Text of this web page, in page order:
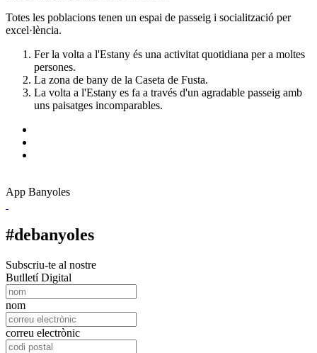
Totes les poblacions tenen un espai de passeig i socialització per
excel·lència.
Fer la volta a l'Estany és una activitat quotidiana per a moltes
persones.
La zona de bany de la Caseta de Fusta.
La volta a l'Estany es fa a través d'un agradable passeig amb
uns paisatges incomparables.
App Banyoles
#debanyoles
Subscriu-te al nostre
Butlletí Digital
nom
correu electrònic